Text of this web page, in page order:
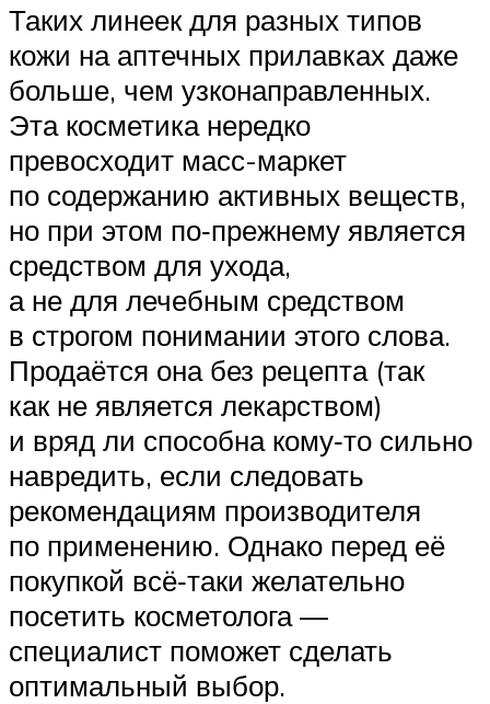
Таких линеек для разных типов
кожи на аптечных прилавках даже
больше, чем узконаправленных.
Эта косметика нередко
превосходит масс-маркет
по содержанию активных веществ,
но при этом по‑прежнему является
средством для ухода,
а не для лечебным средством
в строгом понимании этого слова.
Продаётся она без рецепта (так
как не является лекарством)
и вряд ли способна кому‑то сильно
навредить, если следовать
рекомендациям производителя
по применению. Однако перед её
покупкой всё‑таки желательно
посетить косметолога —
специалист поможет сделать
оптимальный выбор.